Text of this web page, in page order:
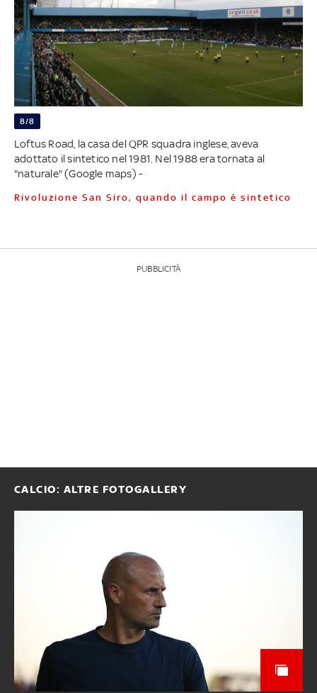
8/8
Loftus Road, la casa del QPR squadra inglese, aveva
adottato il sintetico nel 1981. Nel 1988 era tornata al
"naturale" (Google maps) -
Rivoluzione San Siro, quando il campo è sintetico
PUBBLICITÀ
CALCIO: ALTRE FOTOGALLERY